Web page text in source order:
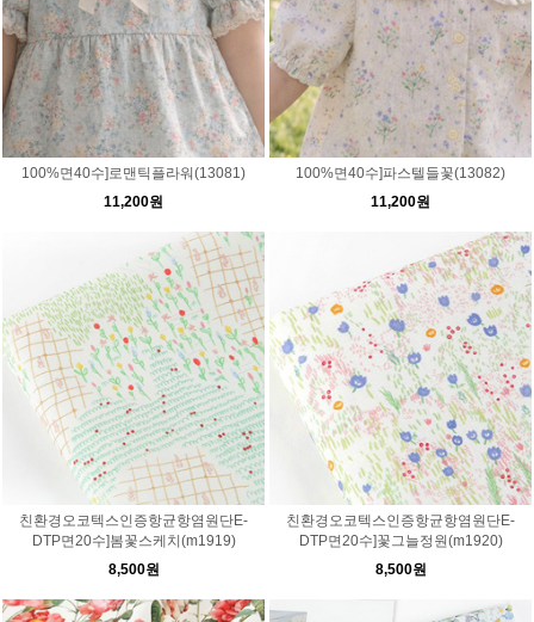
100%면40수]로맨틱플라워(13081)
11,200원
100%면40수]파스텔들꽃(13082)
11,200원
친환경오코텍스인증항균항염원단E-
DTP면20수]봄꽃스케치(m1919)
8,500원
친환경오코텍스인증항균항염원단E-
DTP면20수]꽃그늘정원(m1920)
8,500원